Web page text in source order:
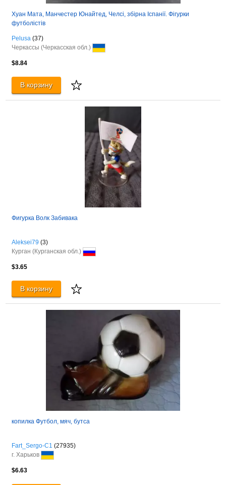
Хуан Мата, Манчестер Юнайтед, Челсі, збірна Іспанії. Фігурки
футболістів
Pelusa (37)
Черкассы (Черкасская обл.)
$8.84
В корзину
Фигурка Волк Забивака
Aleksei79 (3)
Курган (Курганская обл.)
$3.65
В корзину
копилка Футбол, мяч, бутса
Fart_Sergo-C1 (27935)
г. Харьков
$6.63